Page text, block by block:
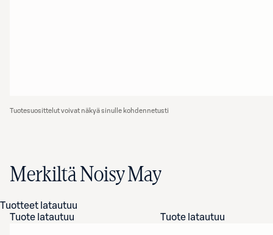
Tuotesuosittelut voivat näkyä sinulle kohdennetusti
Merkiltä Noisy May
Tuotteet latautuu
Tuote latautuu
Tuote latautuu